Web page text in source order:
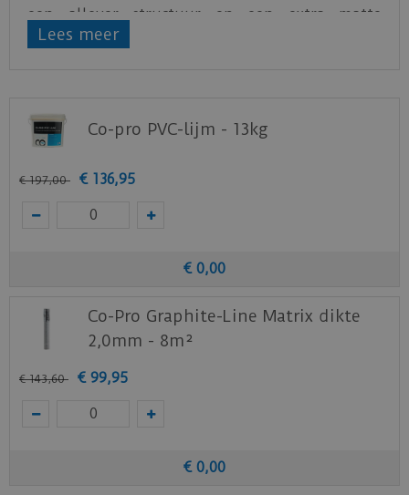
een allover structuur en een extra matte
toplaag van 0.55 mm. Door de sterke toplaag ook
XL vtwonen
Staal aanvragen
Benieuwd hoe deze nieuwe vloer eruit ziet bij je
nieuwe of huidige meubels? Vraag dan
Lees meer
Co-pro PVC-lijm - 13kg
€ 197,00 € 136,95
€ 0,00
Co-Pro Graphite-Line Matrix dikte
2,0mm - 8m²
€ 143,60 € 99,95
€ 0,00